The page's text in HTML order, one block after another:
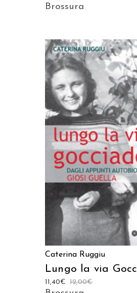
Brossura
AGGIUNGI AL
Caterina Ruggiu
Lungo la via
12,00€
11,40€